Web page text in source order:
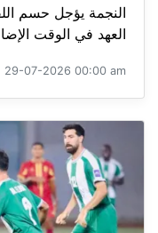
النجمة يؤجل حسم
العهد في الوقت الإضافي 2-1، في
29-07-2026 00:00 am